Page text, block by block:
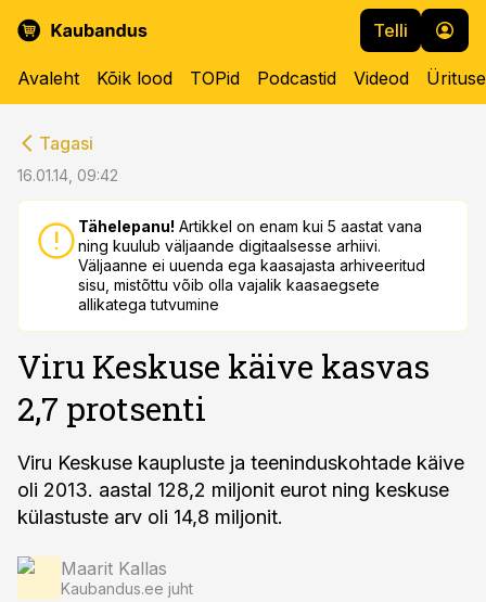
Telli
Avaleht Kõik lood TOPid Podcastid Videod
Tagasi
16.01.14, 09:42
Tähelepanu! Artikkel on enam kui 5 aastat vana
ning kuulub väljaande digitaalsesse arhiivi.
Väljaanne ei uuenda ega kaasajasta arhiveeritud
sisu, mistõttu võib olla vajalik kaasaegsete
allikatega tutvumine
Viru Keskuse käive kasvas
2,7 protsenti
Viru Keskuse kaupluste ja teeninduskohtade käive
oli 2013. aastal 128,2 miljonit eurot ning keskuse
külastuste arv oli 14,8 miljonit.
Maarit Kallas
Kaubandus.ee juht